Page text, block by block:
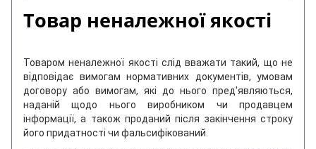
Товар неналежної якості
Товаром неналежної якості слід вважати такий, що не
відповідає вимогам нормативних документів, умовам
договору або вимогам, які до нього пред'являються,
наданій щодо нього виробником чи продавцем
інформації, а також проданий після закінчення строку
його придатності чи фальсифікований.